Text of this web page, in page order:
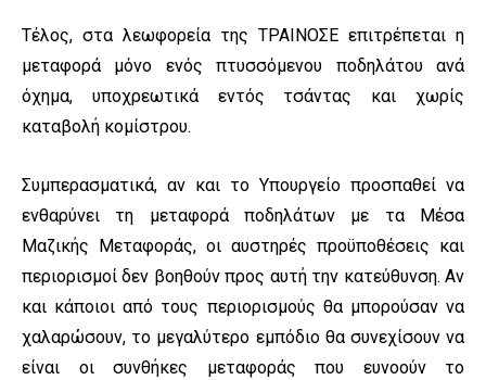
Τέλος, στα λεωφορεία της ΤΡΑΙΝΟΣΕ επιτρέπεται η
μεταφορά μόνο ενός πτυσσόμενου ποδηλάτου ανά
όχημα, υποχρεωτικά εντός τσάντας και χωρίς
καταβολή κομίστρου.
Συμπερασματικά, αν και το Υπουργείο προσπαθεί να
ενθαρύνει τη μεταφορά ποδηλάτων με τα Μέσα
Μαζικής Μεταφοράς, οι αυστηρές προϋποθέσεις και
περιορισμοί δεν βοηθούν προς αυτή την κατεύθυνση. Αν
και κάποιοι από τους περιορισμούς θα μπορούσαν να
χαλαρώσουν, το μεγαλύτερο εμπόδιο θα συνεχίσουν να
είναι οι συνθήκες μεταφοράς που ευνοούν το